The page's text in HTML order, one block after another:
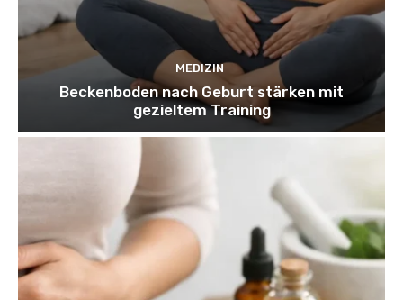
MEDIZIN
Beckenboden nach Geburt stärken mit
gezieltem Training